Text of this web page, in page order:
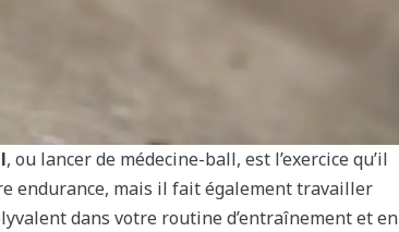
, ou lancer de médecine-ball, est l’exercice qu’il
endurance, mais il fait également travailler
dans votre routine d’entraînement et en